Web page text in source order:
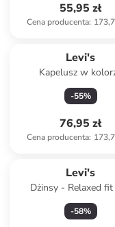
55,95 zł
Cena producenta:
Levi's
Kapelusz w
jasnobrązowym
-55%
76,95 zł
Cena producenta:
Levi's
Dżinsy - Relaxed
kolorze
-58%